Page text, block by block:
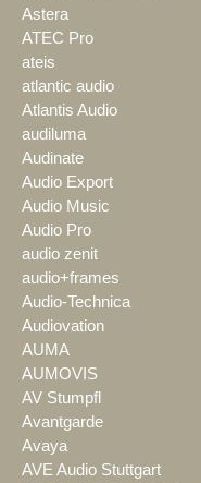
Astera
ATEC Pro
ateis
atlantic audio
Atlantis Audio
audiluma
Audinate
Audio Export
Audio Music
Audio Pro
audio zenit
audio+frames
Audio-Technica
Audiovation
AUMA
AUMOVIS
AV Stumpfl
Avantgarde
Avaya
AVE Audio Stuttgart